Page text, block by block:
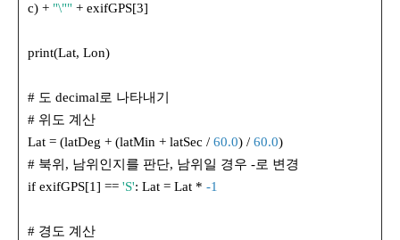
c) + "\"" + exifGPS[3]
print(Lat, Lon)
# 도 decimal로 나타내기
# 위도 계산
Lat = (latDeg + (latMin + latSec / 60.0) / 60.0)
# 북위, 남위인지를 판단, 남위일 경우 -로 변경
if exifGPS[1] == 'S': Lat = Lat * -1
# 경도 계산